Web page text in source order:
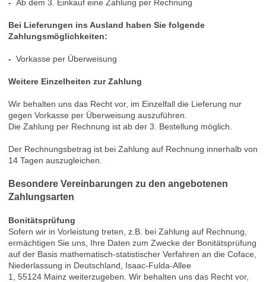
- Ab dem 3. Einkauf eine Zahlung per Rechnung
Bei Lieferungen ins Ausland haben Sie folgende
Zahlungsmöglichkeiten:
- Vorkasse per Überweisung
Weitere Einzelheiten zur Zahlung
Wir behalten uns das Recht vor, im Einzelfall die Lieferung nur
gegen Vorkasse per Überweisung auszuführen.
Die Zahlung per Rechnung ist ab der 3. Bestellung möglich.
Der Rechnungsbetrag ist bei Zahlung auf Rechnung innerhalb von
14 Tagen auszugleichen.
Besondere Vereinbarungen zu den angebotenen
Zahlungsarten
Bonitätsprüfung
Sofern wir in Vorleistung treten, z.B. bei Zahlung auf Rechnung,
ermächtigen Sie uns, Ihre Daten zum Zwecke der Bonitätsprüfung
auf der Basis mathematisch-statistischer Verfahren an die Coface,
Niederlassung in Deutschland,
Isaac-Fulda-Allee
1,
55124 Mainz weiterzugeben. Wir behalten uns das Recht vor,